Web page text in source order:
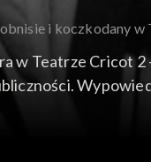
i koczkodany
Teatrze Cricot 2
prób teatralnych